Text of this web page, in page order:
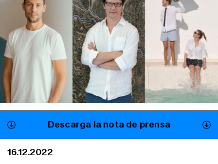
Descarga la nota de prensa
16.12.2022